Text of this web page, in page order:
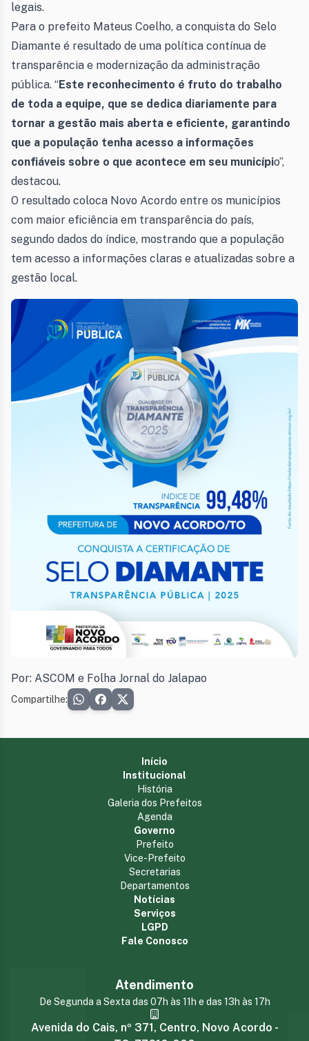
legais.
Para o prefeito Mateus Coelho, a conquista do Selo
Diamante é resultado de uma política contínua de
transparência e modernização da administração
pública. “Este reconhecimento é fruto do trabalho
de toda a equipe, que se dedica diariamente para
tornar a gestão mais aberta e eficiente, garantindo
que a população tenha acesso a informações
confiáveis sobre o que acontece em seu município”,
destacou.
O resultado coloca Novo Acordo entre os municípios
com maior eficiência em transparência do país,
segundo dados do índice, mostrando que a população
tem acesso a informações claras e atualizadas sobre a
gestão local.
Por: ASCOM e Folha Jornal do Jalapao
Compartilhe:
Início
Institucional
História
Galeria dos Prefeitos
Agenda
Governo
Prefeito
Vice-Prefeito
Secretarias
Departamentos
Notícias
Serviços
LGPD
Fale Conosco
Atendimento
De Segunda a Sexta das 07h às 11h e das 13h às 17h
Avenida do Cais, nº 371, Centro, Novo Acordo -